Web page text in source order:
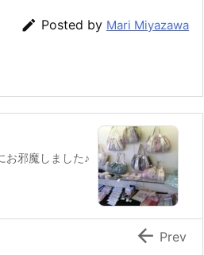
a
l
 Posted by Mari Miyazawa
お邪魔しました♪
 Prev